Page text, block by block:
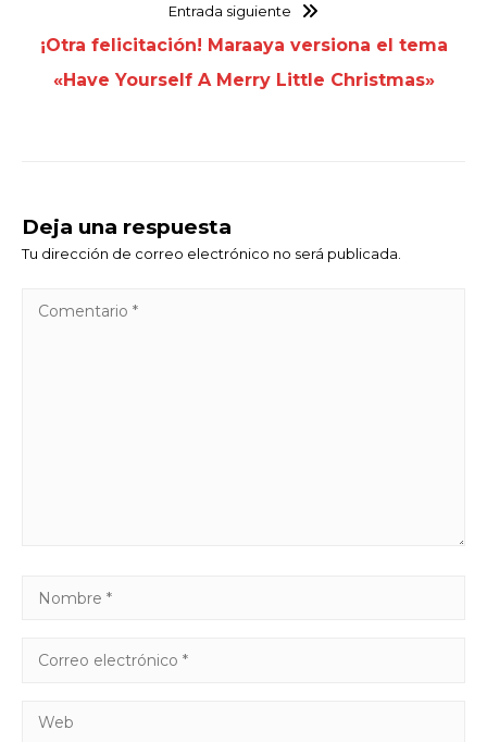
Entrada siguiente
¡Otra felicitación! Maraaya versiona el tema
«Have Yourself A Merry Little Christmas»
Deja una respuesta
Tu dirección de correo electrónico no será publicada.